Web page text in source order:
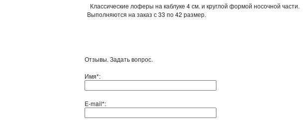
Классические лоферы на каблуке 4 см. и круглой формой носочной части.
Выполняются на заказ с 33 по 42 размер.
Отзывы. Задать вопрос.
Имя*:
E-mail*: